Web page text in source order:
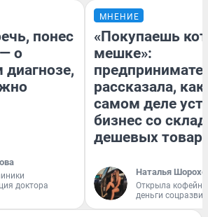
понес
о
доктора
МНЕНИЕ
«Покупаешь
мешке»:
рассказала, как
самом деле
бизнес со
дешевых
Наталья
Открыла
деньги